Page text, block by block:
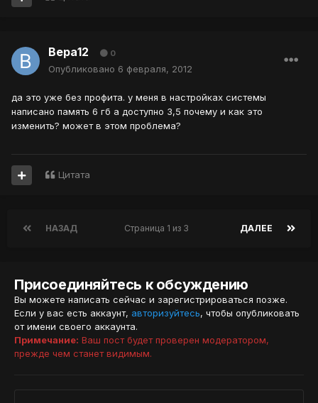
Вера12 0
Опубликовано 6 февраля, 2012
да это уже без профита. у меня в настройках системы
написано память 6 гб а доступно 3,5 почему и как это
изменить? может в этом проблема?
Цитата
НАЗАД ДАЛЕЕ
Страница 1 из 3
Присоединяйтесь к обсуждению
Вы можете написать сейчас и зарегистрироваться позже.
Если у вас есть аккаунт, авторизуйтесь, чтобы опубликовать
от имени своего аккаунта.
Примечание: Ваш пост будет проверен модератором,
прежде чем станет видимым.